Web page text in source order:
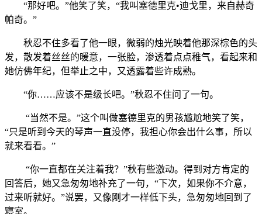
“那好吧。”他笑了笑，“我叫塞德里克•迪戈里，来自赫奇
帕奇。”
秋忍不住多看了他一眼，微弱的烛光映着他那深棕色的头
发，散发着丝丝的暖意，一张脸，渗透着点点稚气，看起来和
她仿佛年纪，但举止之中，又透露着些许成熟。
“你……应该不是级长吧。”秋忍不住问了一句。
“当然不是。”这个叫做塞德里克的男孩尴尬地笑了笑，
“只是听到今天的琴声一直没停，我担心你会出什么事，所以
就来看看。”
“你一直都在关注着我？”秋有些激动。得到对方肯定的
回答后，她又急匆匆地补充了一句，“下次，如果你不介意，
过来听就好。”说罢，又像刚才一样低下头，急匆匆地回到了
寝室。